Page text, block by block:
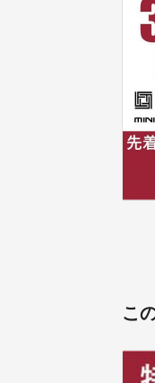
こ